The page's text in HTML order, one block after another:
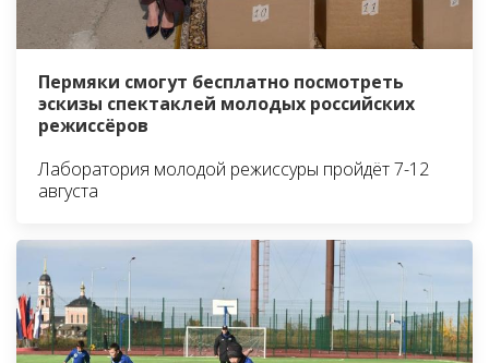
Пермяки смогут бесплатно посмотреть
эскизы спектаклей молодых российских
режиссёров
Лаборатория молодой режиссуры пройдёт 7-12
августа